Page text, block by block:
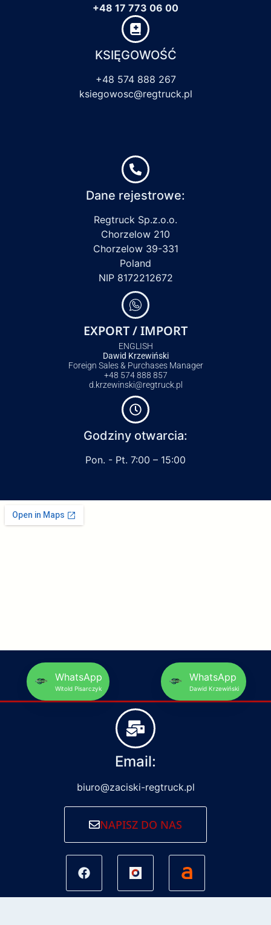
+48 17 773 06 00
KSIĘGOWOŚĆ
+48 574 888 267
ksiegowosc@regtruck.pl
Dane rejestrowe:
Regtruck Sp.z.o.o.
Chorzelow 210
Chorzelow 39-331
Poland
NIP 8172212672
EXPORT / IMPORT
ENGLISH
Dawid Krzewiński
Foreign Sales & Purchases Manager
+48 574 888 857
d.krzewinski@regtruck.pl
Godziny otwarcia:
Pon. - Pt. 7:00 – 15:00
WhatsApp
Witold Pisarczyk
WhatsApp
Dawid Krzewiński
Email:
biuro@zaciski-regtruck.pl
NAPISZ DO NAS